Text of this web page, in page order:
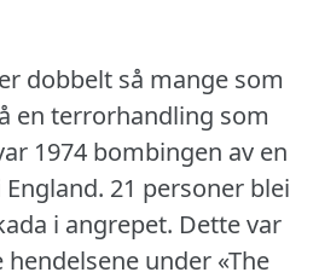
dobbelt så mange som
en terrorhandling som
1974 bombingen av en
21 personer blei
i angrepet. Dette var
under «The